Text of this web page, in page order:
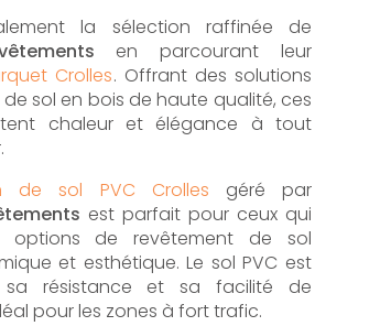
la sélection raffinée de
en parcourant leur
Crolles. Offrant des solutions
sol en bois de haute qualité, ces
chaleur et élégance à tout
de sol PVC Crolles géré par
est parfait pour ceux qui
options de revêtement de sol
et esthétique. Le sol PVC est
sa résistance et sa facilité de
pour les zones à fort trafic.